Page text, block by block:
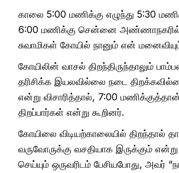
காலை 5:00 மணிக்கு எழுந்து 5:30
6:00 மணிக்கு சென்னை அண்ணாநகரில்
சுவாமிகள் கோயில் நானும் என்
கோயிலின் வாசல் திறந்திருந்தாலும்
தரிசிக்க இயலவில்லை நடை
என்று விசாரித்தால், 7:00
திறப்பார்கள் என்று கூறினர்.
கோயிலை விடியற்காலையில் திறந்தால்
வருவோருக்கு வசதியாக இருக்கும்
செய்யும் ஒருவரிடம் பேசியபோது, அவர்